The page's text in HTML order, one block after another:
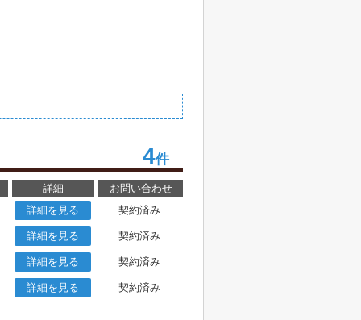
4件
詳細
お問い合わせ
詳細を見る
契約済み
詳細を見る 契約済み
詳細を見る 契約済み
詳細を見る 契約済み